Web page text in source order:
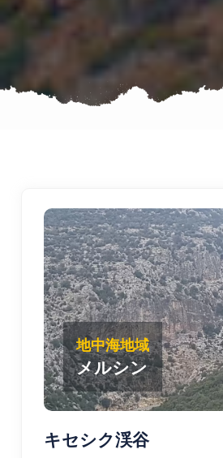
地中海地域
メルシン
キセシク渓谷